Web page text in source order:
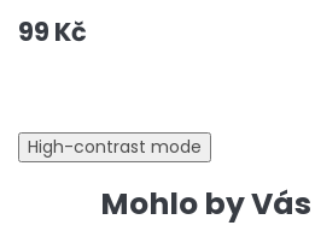
99 Kč
High-contrast mode
Mohlo by